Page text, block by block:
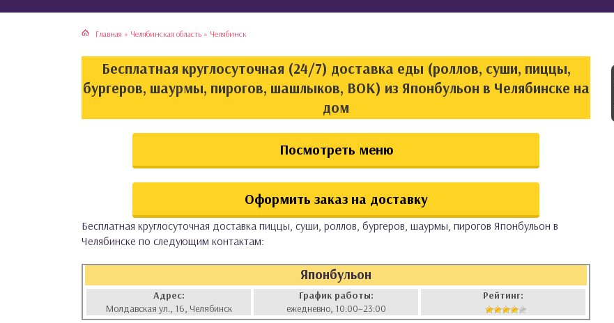
Главная » Челябинская область » Челябинск
Бесплатная круглосуточная (24/7) доставка еды (роллов, суши, пиццы,
бургеров, шаурмы, пирогов, шашлыков, ВОК) из Японбульон в Челябинске на
дом
Посмотреть меню
Оформить заказ на доставку
Бесплатная круглосуточная доставка пиццы, суши, роллов, бургеров, шаурмы, пирогов Японбульон в
Челябинске по следующим контактам:
Японбульон
Адрес:
Молдавская ул., 16, Челябинск
График работы:
ежедневно, 10:00–23:00
Рейтинг:
кухня